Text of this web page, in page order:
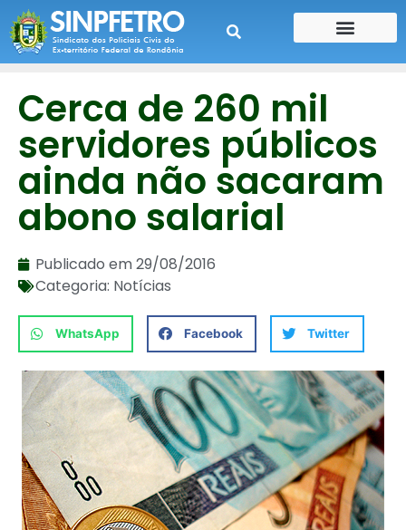
Cerca de 260 mil
servidores públicos
ainda não sacaram
abono salarial
Publicado em29/08/2016
Categoria: Notícias
WhatsApp Facebook Twitter